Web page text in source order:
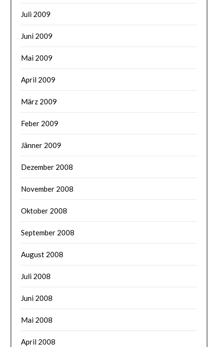
Juli 2009
Juni 2009
Mai 2009
April 2009
März 2009
Feber 2009
Jänner 2009
Dezember 2008
November 2008
Oktober 2008
September 2008
August 2008
Juli 2008
Juni 2008
Mai 2008
April 2008